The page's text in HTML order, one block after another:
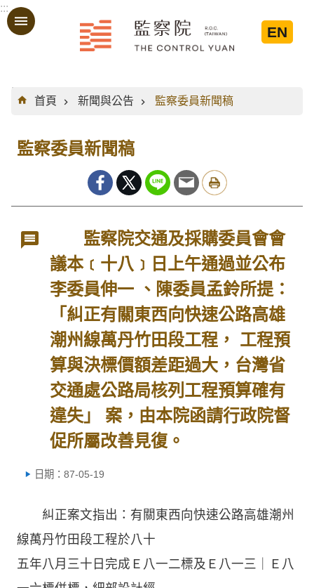
跳到主要內容區塊
:::
EN
:::
首頁
新聞與公告 監察委員新聞稿
監察委員新聞稿
監察院交通及採購委員會會
議本﹝十八﹞日上午通過並公布
李委員伸一 、陳委員孟鈴所提：
「糾正有關東西向快速公路高雄
潮州線萬丹竹田段工程， 工程預
算與決標價額差距過大，台灣省
交通處公路局核列工程預算確有
違失」 案，由本院函請行政院督
促所屬改善見復。
日期：87-05-19
糾正案文指出：有關東西向快速公路高雄潮州
線萬丹竹田段工程於八十
五年八月三十日完成Ｅ八一二標及Ｅ八一三｜Ｅ八